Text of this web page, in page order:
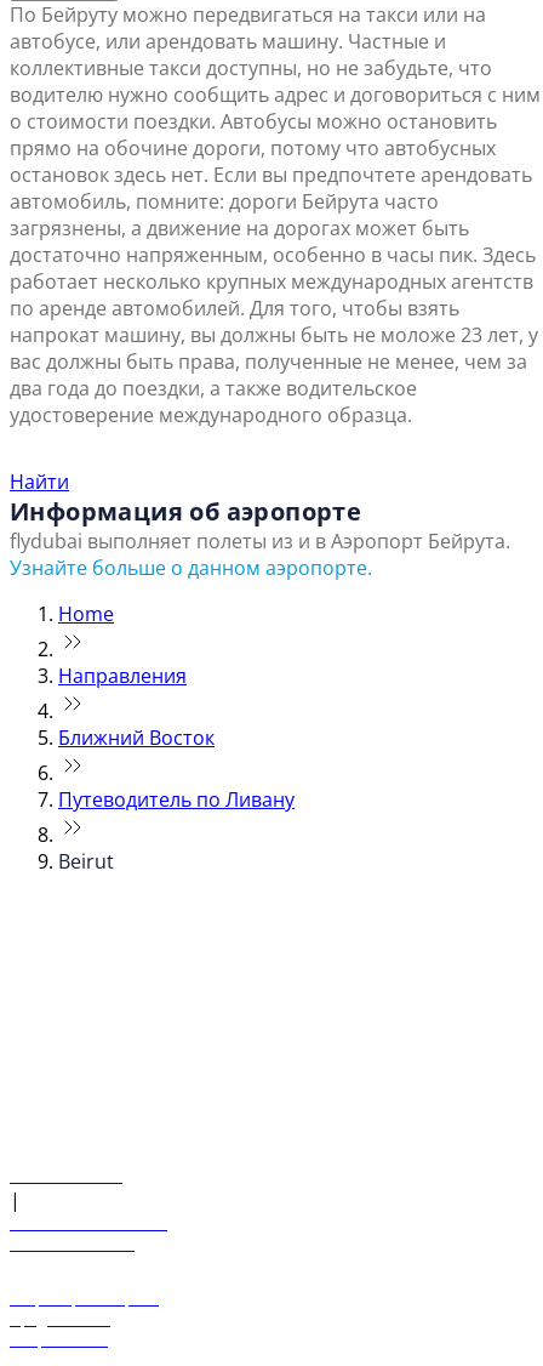
По Бейруту можно передвигаться на такси или на
автобусе, или арендовать машину. Частные и
коллективные такси доступны, но не забудьте, что
водителю нужно сообщить адрес и договориться с ним
о стоимости поездки. Автобусы можно остановить
прямо на обочине дороги, потому что автобусных
остановок здесь нет. Если вы предпочтете арендовать
автомобиль, помните: дороги Бейрута часто
загрязнены, а движение на дорогах может быть
достаточно напряженным, особенно в часы пик. Здесь
работает несколько крупных международных агентств
по аренде автомобилей. Для того, чтобы взять
напрокат машину, вы должны быть не моложе 23 лет, у
вас должны быть права, полученные не менее, чем за
два года до поездки, а также водительское
удостоверение международного образца.
Найти
Информация об аэропорте
flydubai выполняет полеты из и в Аэропорт Бейрута.
Узнайте больше о данном аэропорте.
Home
Направления
Ближний Восток
Путеводитель по Ливану
Beirut
|